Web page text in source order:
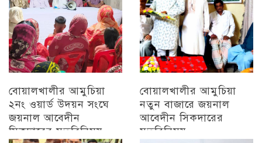
বোয়ালখালীর আমুচিয়া
২নং ওয়ার্ড উদয়ন সংঘে
জয়নাল আবেদীন
সিকদারের মতবিনিময়
বোয়ালখালীর আমুচিয়া
নতুন বাজারে জয়নাল
আবেদীন সিকদারের
মতবিনিময়